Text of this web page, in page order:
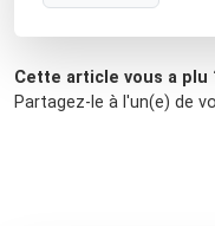
Cette article vous a plu
Partagez-le à l'un(e) de